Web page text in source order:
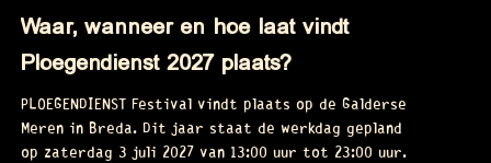
Waar, wanneer en hoe laat vindt
Ploegendienst 2027 plaats?
PLOEGENDIENST Festival vindt plaats op de Galderse
Meren in Breda. Dit jaar staat de werkdag gepland
op zaterdag 3 juli 2027 van 13:00 uur tot 23:00 uur.